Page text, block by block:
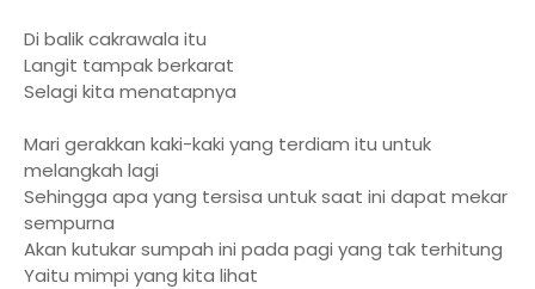
Di balik cakrawala itu
Langit tampak berkarat
Selagi kita menatapnya
Mari gerakkan kaki-kaki yang terdiam itu untuk
melangkah lagi
Sehingga apa yang tersisa untuk saat ini dapat mekar
sempurna
Akan kutukar sumpah ini pada pagi yang tak terhitung
Yaitu mimpi yang kita lihat